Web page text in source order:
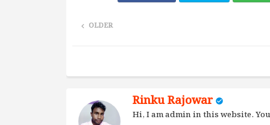
OLDER
Rinku Rajowar
Hi, I am admin in this website.